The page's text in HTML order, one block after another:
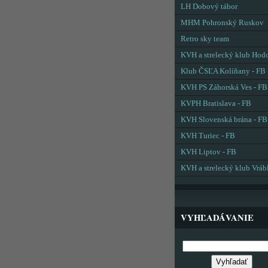
LH Dobový tábor
MHM Pohronský Ruskov
Retro sky team
KVH a strelecký klub
Klub ČSĽA Kolíňany - FB
KVH PS Záhorská Ves - FB
KVPH Bratislava - FB
KVH Slovenská brána - FB
KVH Turiec - FB
KVH Liptov - FB
KVH a strelecký klub
VYHĽADÁVANIE